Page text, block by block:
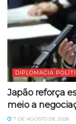
DIPLOMACIA
Japão reforça
meio a
7 DE AGOSTO DE 2026